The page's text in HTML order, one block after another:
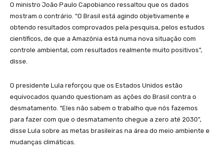
O ministro João Paulo Capobianco ressaltou que os dados
mostram o contrário. “O Brasil está agindo objetivamente e
obtendo resultados comprovados pela pesquisa, pelos estudos
científicos, de que a Amazônia está numa nova situação com
controle ambiental, com resultados realmente muito positivos”,
disse.
O presidente Lula reforçou que os Estados Unidos estão
equivocados quando questionam as ações do Brasil contra o
desmatamento. “Eles não sabem o trabalho que nós fazemos
para fazer com que o desmatamento chegue a zero até 2030”,
disse Lula sobre as metas brasileiras na área do meio ambiente e
mudanças climáticas.